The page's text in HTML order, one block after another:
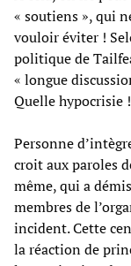
« soutiens », qui
vouloir éviter !
politique de
« longue
Quelle hypocrisie !
Personne
croit aux paroles
même, qui a
membres de
incident. Cette
la réaction de